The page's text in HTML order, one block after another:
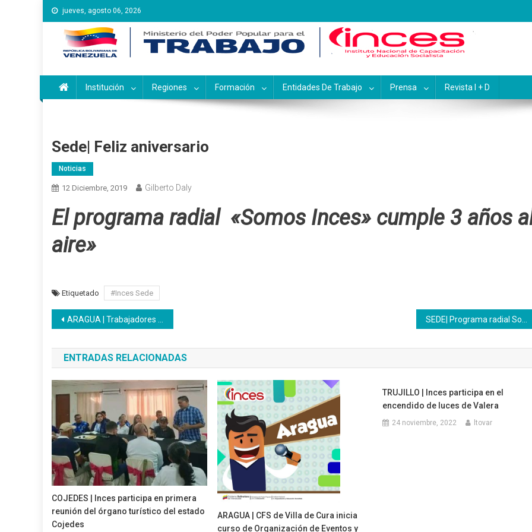
Saltar
al
contenido
jueves, agosto 06, 2026
Instituto Nacional de Capacitación y Educación
Inces
Institución Regiones Formación Entidades De Trabajo Prensa Revista I + D
Sede| Feliz aniversario
Noticias
12 Diciembre, 2019 Gilberto Daly
El programa radial «Somos Inces» cumple 3 años
aire»
Etiquetado #Inces Sede
Navegación
de
entradas
ARAGUA | Trabajadores y participantes conmemoraron los 87 años de la EPA
ENTRADAS RELACIONADAS
COJEDES | Inces participa en primera
reunión del órgano turístico del estado
Cojedes
ARAGUA | CFS de Villa de Cura inicia
curso de Organización de Eventos y
TRUJILLO | Inces participa en el
encendido de luces de Valera
24 noviembre, 2022 ltovar